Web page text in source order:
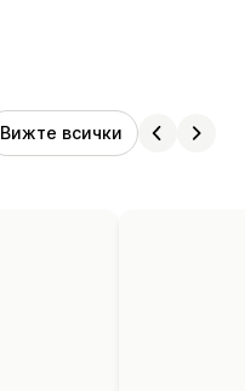
Вижте всички